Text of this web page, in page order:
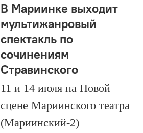
В Мариинке выходит
мультижанровый
спектакль по
сочинениям
Стравинского
11 и 14 июля на Новой
сцене Мариинского театра
(Мариинский-2)